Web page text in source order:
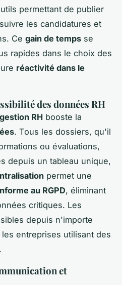
permettant de publier
les candidatures et
Ce gain de temps se
rapides dans le choix des
réactivité dans le
des données RH
RH booste la
. Tous les dossiers, qu'il
ou évaluations,
depuis un tableau unique,
permet une
au RGPD, éliminant
critiques. Les
depuis n'importe
entreprises utilisant des
.
et